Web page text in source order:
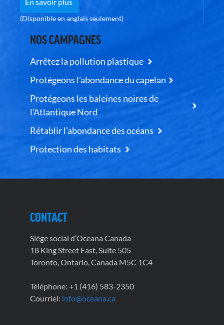
(Disponible en anglais seulement)
NOS CAMPAGNES
Arrêtez la pollution plastique
Protégeons l’abondance du capelan
Protégeons les baleines noires de
l’Atlantique Nord
Rétablir l’abondance des océans
Protection des habitats
CONTACT
Siège social d’Oceana Canada
18 King Street East, Suite 505
Toronto, Ontario, Canada M5C 1C4
Téléphone: +1 (416) 583-2350
Courriel: info@oceana.ca